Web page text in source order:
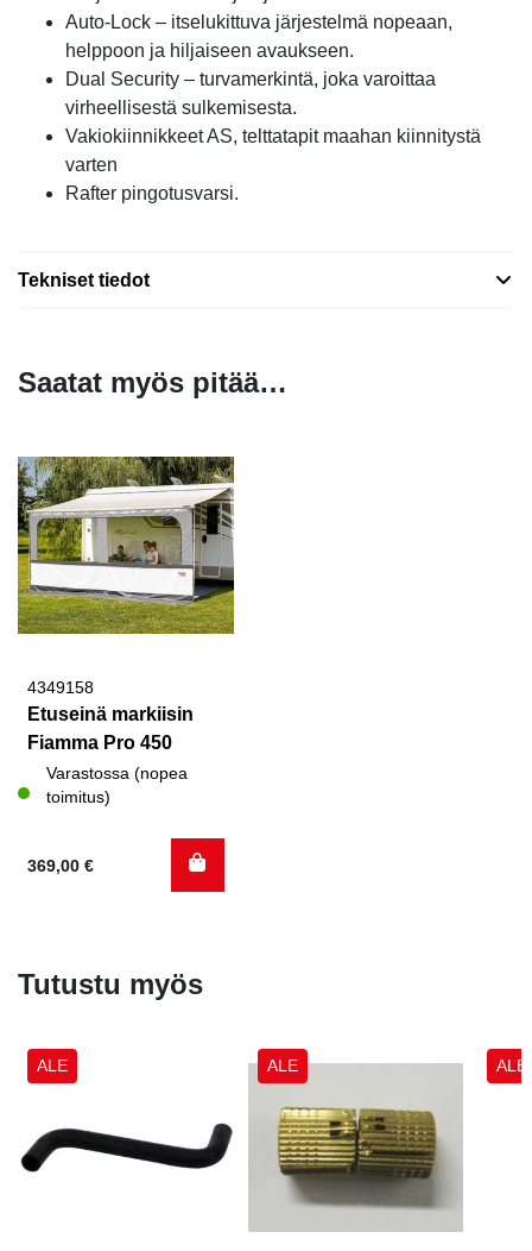
Auto-Lock – itselukittuva järjestelmä nopeaan,
helppoon ja hiljaiseen avaukseen.
Dual Security – turvamerkintä, joka varoittaa
virheellisestä sulkemisesta.
Vakiokiinnikkeet AS, telttatapit maahan kiinnitystä
varten
Rafter pingotusvarsi.
Tekniset tiedot
Saatat myös pitää…
4349158
Etuseinä markiisin
Fiamma Pro 450
Varastossa (nopea
toimitus)
369,00 €
Tutustu myös
ALE ALE ALE